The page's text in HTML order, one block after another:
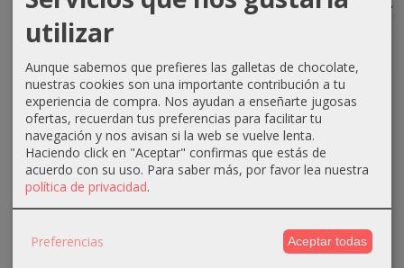
Mascarilla
súper
hidratante
aloe...
33,42 €
43,42 €
Crema
anticelulitica
reductora
500ml...
29,30 €
31,30 €
Crema
rejuvenecedora
antioxidante...
18,91 €
21,91 €
Contorno
de ojos
15ml...
12,19 €
utilizar
Aunque sabemos que prefieres las galletas de chocolate,
nuestras cookies son una importante contribución a tu
experiencia de compra. Nos ayudan a enseñarte jugosas
ofertas, recuerdan tus preferencias para facilitar tu
navegación y nos avisan si la web se vuelve lenta.
Haciendo click en "Aceptar" confirmas que estás de
acuerdo con su uso. Para saber más, por favor lea nuestra
política de privacidad.
Preferencias Aceptar todas